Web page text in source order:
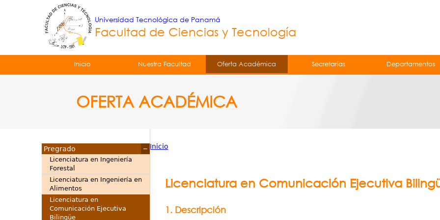
Universidad Tecnológica de Panamá
Facultad de Ciencias y Tecnología
Tropical
Principal
Inicio Nuestra Facultad Oferta Académica Secretarías Departamentos
OFERTA ACADÉMICA
está
aquí
Inicio
Licenciatura en Comunicación Ejecutiva
1. Descripción
Pregrado
Licenciatura en Ingeniería
Forestal
Licenciatura en Ingeniería en
Alimentos
Licenciatura en
Comunicación Ejecutiva
Bilingüe